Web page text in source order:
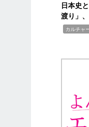
日本史
渡り」
カルチャ